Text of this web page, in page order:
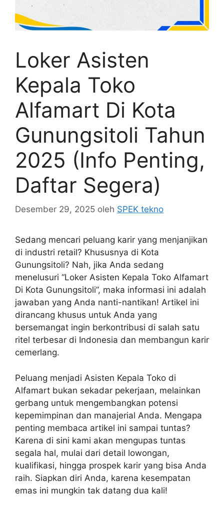
Loker Asisten
Kepala Toko
Alfamart Di Kota
Gunungsitoli Tahun
2025 (Info Penting,
Daftar Segera)
Desember 29, 2025 oleh SPEK tekno
Sedang mencari peluang karir yang menjanjikan
di industri retail? Khususnya di Kota
Gunungsitoli? Nah, jika Anda sedang
menelusuri “Loker Asisten Kepala Toko Alfamart
Di Kota Gunungsitoli”, maka informasi ini adalah
jawaban yang Anda nanti-nantikan! Artikel ini
dirancang khusus untuk Anda yang
bersemangat ingin berkontribusi di salah satu
ritel terbesar di Indonesia dan membangun karir
cemerlang.
Peluang menjadi Asisten Kepala Toko di
Alfamart bukan sekadar pekerjaan, melainkan
gerbang untuk mengembangkan potensi
kepemimpinan dan manajerial Anda. Mengapa
penting membaca artikel ini sampai tuntas?
Karena di sini kami akan mengupas tuntas
segala hal, mulai dari detail lowongan,
kualifikasi, hingga prospek karir yang bisa Anda
raih. Siapkan diri Anda, karena kesempatan
emas ini mungkin tak datang dua kali!